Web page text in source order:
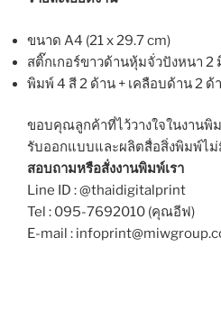
ขนาด A4 (21 x 29.7 cm)
สติ๊กเกอร์ขาวด้านหุ้มจั่วปังหนา 2
พิมพ์ 4 สี 2 ด้าน + เคลือบด้าน 2 ด้
ขอบคุณลูกค้าที่ไว้วางใจในงานพิ
รับออกแบบและผลิตสื่อสิ่งพิมพ์ไ
สอบถามหรือสั่งงานพิมพ์เรา
Line ID : @thaidigitalprint
Tel : 095-7692010 (คุณอีฟ)
E-mail :